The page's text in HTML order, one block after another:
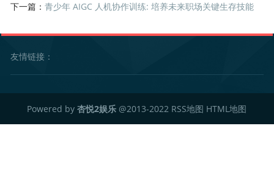
下一篇：青少年 AIGC 人机协作训练: 培养未来职场关键生存技能
友情链接：
Powered by杏悦2娱乐 @2013-2022 RSS地图 HTML地图